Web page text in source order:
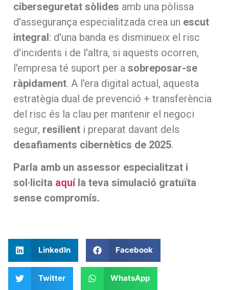
ciberseguretat sòlides amb una pòlissa
d'assegurança especialitzada crea un escut
integral: d'una banda es disminueix el risc
d'incidents i de l'altra, si aquests ocorren,
l'empresa té suport per a sobreposar-se
ràpidament. A l'era digital actual, aquesta
estratègia dual de prevenció + transferència
del risc és la clau per mantenir el negoci
segur, resilient i preparat davant dels
desafiaments cibernètics de 2025.
Parla amb un assessor especialitzat i
sol·licita aquíla teva simulació gratuïta
sense compromís.
LinkedIn Facebook
Twitter WhatsApp